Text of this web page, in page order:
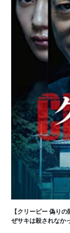
【クリーピー 偽り
ぜサキは殺されなか